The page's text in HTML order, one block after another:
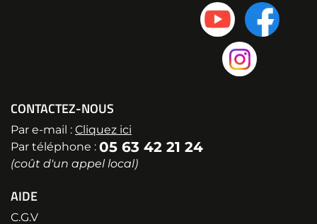
CONTACTEZ-NOUS
Par e-mail : Cliquez ici
Par téléphone : 05 63 42 21 24
(coût d'un appel local)
AIDE
C.G.V